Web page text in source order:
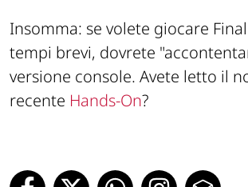
Insomma: se volete giocare
tempi brevi, dovrete
versione console. Avete letto il
recente Hands-On?